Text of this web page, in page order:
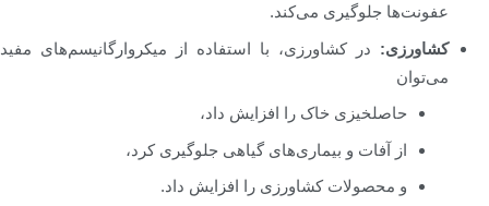
عفونت‌ها جلوگیری می‌کند.
کشاورزی: در کشاورزی، با استفاده از میکروارگانیسم‌های مفید
می‌توان
حاصلخیزی خاک را افزایش داد،
از آفات و بیماری‌های گیاهی جلوگیری کرد،
و محصولات کشاورزی را افزایش داد.